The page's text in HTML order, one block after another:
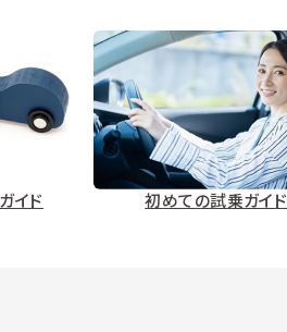
イド 初めての試乗ガイド